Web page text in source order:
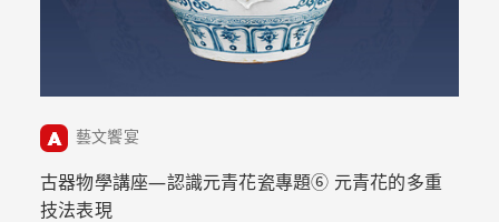
藝文饗宴
古器物學講座—認識元青花瓷專題➅ 元青花的多重
技法表現